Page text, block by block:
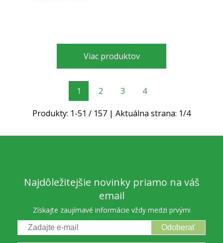
Viac produktov
1 2 3 4
Produkty: 1-51 / 157 | Aktuálna strana: 1/4
Najdôležitejšie novinky priamo na váš
email
Získajte zaujímavé informácie vždy medzi prvými
Odoberať